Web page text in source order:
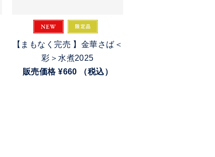
【まもなく完売 】金華さば＜
彩＞水煮2025
販売価格¥660 （税込）